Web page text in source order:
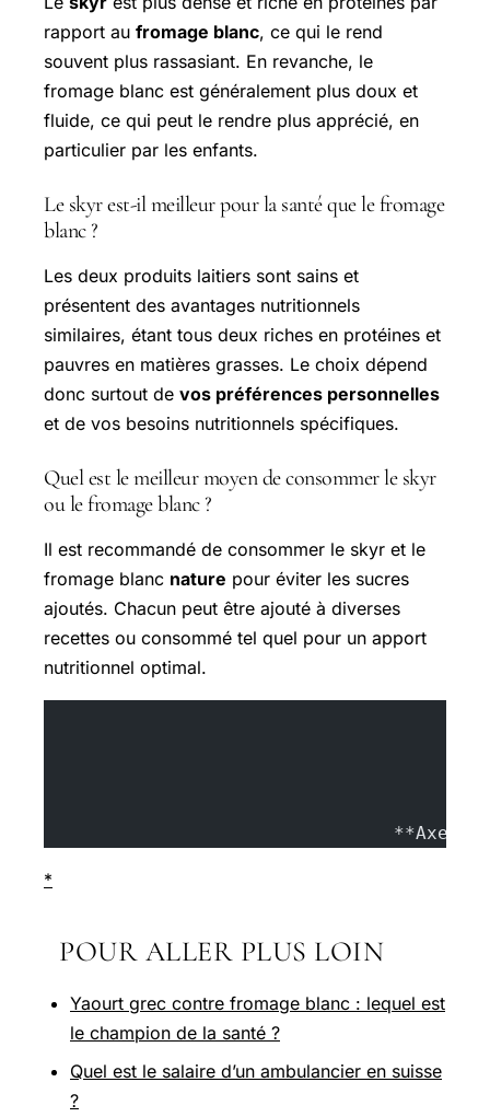
rapport au fromage blanc, ce qui le rend
souvent plus rassasiant. En revanche, le
fromage blanc est généralement plus doux et
fluide, ce qui peut le rendre plus apprécié, en
particulier par les enfants.
Le skyr est-il meilleur pour la santé que le fromage
blanc ?
Les deux produits laitiers sont sains et
présentent des avantages nutritionnels
similaires, étant tous deux riches en protéines et
pauvres en matières grasses. Le choix dépend
donc surtout de vos préférences personnelles
et de vos besoins nutritionnels spécifiques.
Quel est le meilleur moyen de consommer le skyr
ou le fromage blanc ?
Il est recommandé de consommer le skyr et le
fromage blanc nature pour éviter les sucres
ajoutés. Chacun peut être ajouté à diverses
recettes ou consommé tel quel pour un apport
nutritionnel optimal.
**Axel
*
POUR ALLER PLUS LOIN
Yaourt grec contre fromage blanc : lequel est
le champion de la santé ?
Quel est le salaire d’un ambulancier en suisse
?